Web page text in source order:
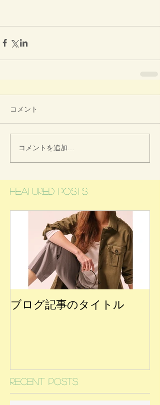
コメント
コメントを追加…
Featured Posts
ブログ記事のタイトル
Recent Posts